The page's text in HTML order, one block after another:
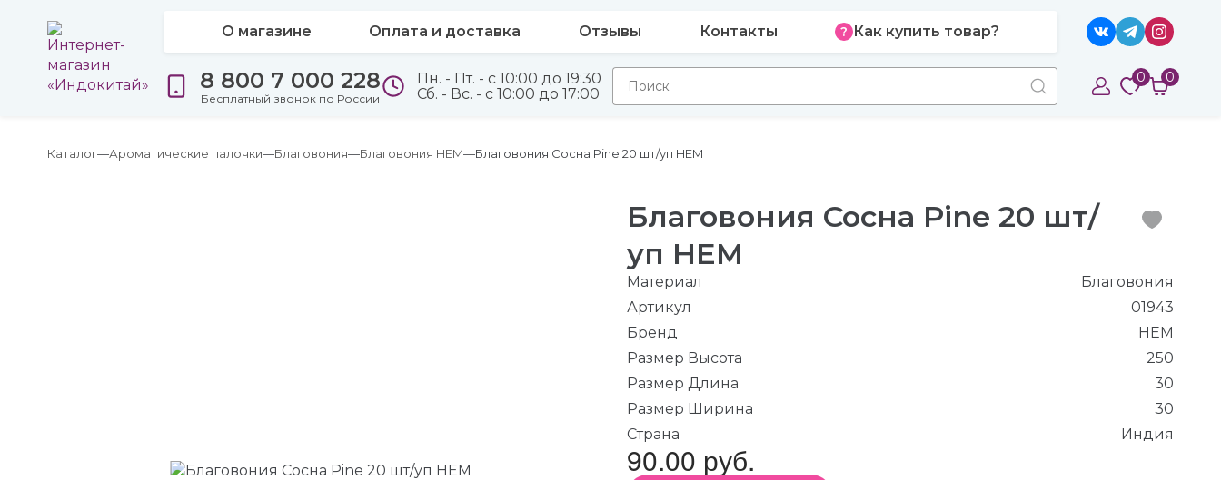
О магазине Оплата и доставка Отзывы Контакты Как купить товар?
8 800 7 000 228
Бесплатный звонок по России
Пн. - Пт. - с 10:00 до 19:30
Сб. - Вс. - с 10:00 до 17:00
0 0
Каталог Ароматические палочки Благовония Благовония HEM Благовония Сосна Pine 20 шт/уп HEM
Благовония Сосна Pine 20 шт/
уп HEM
Материал
Благовония
Артикул
01943
Бренд
HEM
Размер Высота
250
Размер Длина
30
Размер Ширина
30
Страна
Индия
90.00 руб.